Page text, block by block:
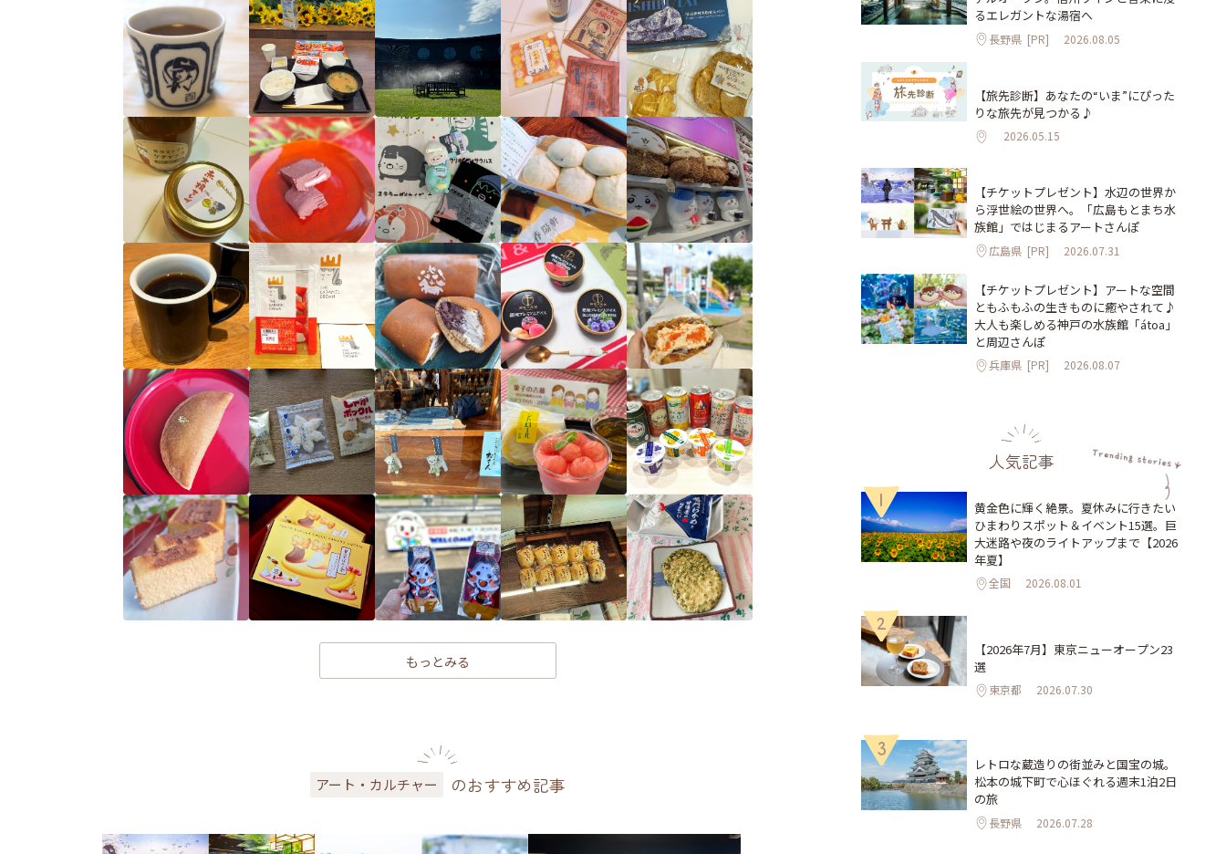
もっとみる
アート・カルチャー のおすすめ記事
るエレガントな湯宿へ
長野県 [PR] 2026.08.05
【旅先診断】あなたの“いま”にぴった
りな旅先が見つかる♪
2026.05.15
【チケットプレゼント】水辺の世界か
ら浮世絵の世界へ。「広島もとまち水
族館」ではじまるアートさんぽ
広島県 [PR] 2026.07.31
【チケットプレゼント】アートな空間
ともふもふの生きものに癒やされて♪
大人も楽しめる神戸の水族館「átoa」
と周辺さんぽ
兵庫県 [PR] 2026.08.07
人気記事
1
黄金色に輝く絶景。夏休みに行きたい
ひまわりスポット＆イベント15選。巨
大迷路や夜のライトアップまで【2026
年夏】
全国 2026.08.01
2
【2026年7月】東京ニューオープン23
選
東京都 2026.07.30
3
レトロな蔵造りの街並みと国宝の城。
松本の城下町で心ほぐれる週末1泊2日
の旅
長野県 2026.07.28